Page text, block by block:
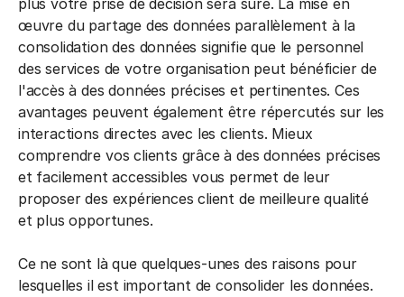
plus votre prise de décision sera sûre. La mise en
œuvre du partage des données parallèlement à la
consolidation des données signifie que le personnel
des services de votre organisation peut bénéficier de
l'accès à des données précises et pertinentes. Ces
avantages peuvent également être répercutés sur les
interactions directes avec les clients. Mieux
comprendre vos clients grâce à des données précises
et facilement accessibles vous permet de leur
proposer des expériences client de meilleure qualité
et plus opportunes.
Ce ne sont là que quelques-unes des raisons pour
lesquelles il est important de consolider les données.